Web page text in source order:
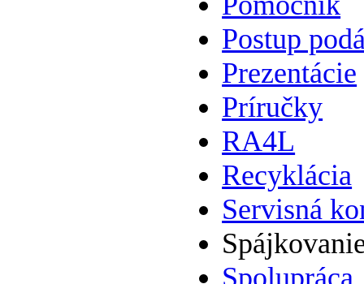
Postup
Prezentácie
Príručky
RA4L
Recyklácia
Servisná